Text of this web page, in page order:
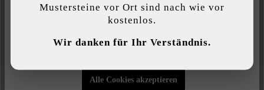
Individuelle Einstellungen
Alle Cookies akzeptieren
Mustersteine vor Ort sind nach wie vor
kostenlos.
Wir danken für Ihr Verständnis.